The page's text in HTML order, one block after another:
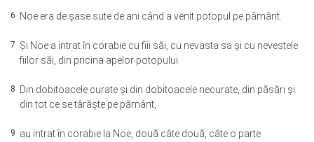
6 Noe era de şase sute de ani când a venit potopul pe pământ.
7 Şi Noe a intrat în corabie cu fiii săi, cu nevasta sa şi cu nevestele
fiilor săi, din pricina apelor potopului.
8
Din dobitoacele curate şi din dobitoacele necurate, din păsări şi
din tot ce se târăşte pe pământ,
9 au intrat în corabie la Noe, două câte două, câte o parte